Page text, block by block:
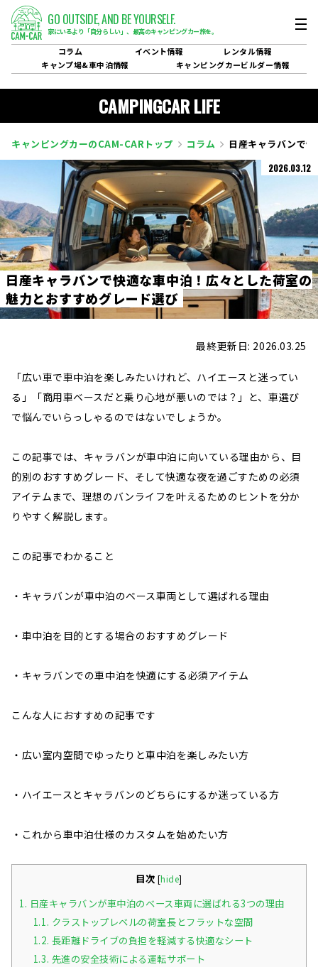
GO OUTSIDE,AND BE YOURSELF.
家にいるより「自分らしい」、 最高のキャンピングカー旅を。
コラム イベント情報 レンタル情報
キャンプ場&車中泊情報 キャンピングカービルダー情報
CAMPINGCAR LIFE
キャンピングカーのCAM-CARトップ コラム 日産キャラバンで
2026.03.12
日産キャラバンで快適な車中泊 ！広々と した荷室の
魅力とおすすめグレー ド選び
最終更新日: 2026.03.25
「広い車で車中泊を楽しみたいけれど、ハイエースと迷ってい
る」「商用車ベースだと乗り心地が悪いのでは？」と、車選び
で悩んでいらっしゃるのではないでしょうか。
この記事では、キャラバンが車中泊に向いている理由から、目
的別のおすすめグレード、そして快適な夜を過ごすための必須
アイテムまで、理想のバンライフを叶えるためのヒントを分か
りやすく解説します。
この記事でわかること
・キャラバンが車中泊のベース車両として選ばれる理由
・車中泊を目的とする場合のおすすめグレード
・キャラバンでの車中泊を快適にする必須アイテム
こんな人におすすめの記事です
・広い室内空間でゆったりと車中泊を楽しみたい方
・ハイエースとキャラバンのどちらにするか迷っている方
・これから車中泊仕様のカスタムを始めたい方
目次 [hide]
1. 日産キャラバンが車中泊のベース車両に選ばれる3つの理由
1.1. クラストップレベルの荷室長とフラットな空間
1.2. 長距離ドライブの負担を軽減する快適なシート
1.3. 先進の安全技術による運転サポート